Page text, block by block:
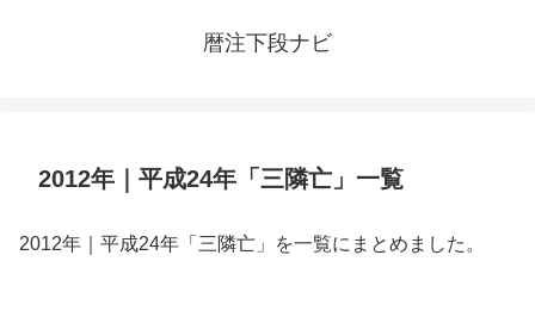
暦注下段ナビ
2012年｜平成24年「三隣亡」一覧
2012年｜平成24年「三隣亡」を一覧にまとめました。